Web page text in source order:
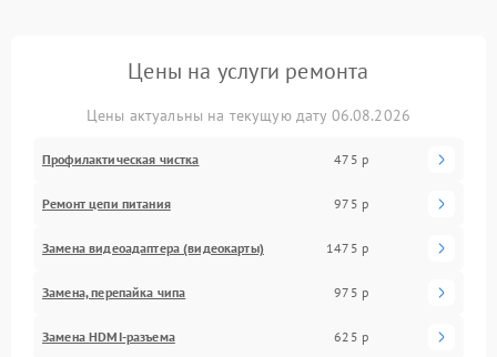
Цены на услуги ремонта
Цены актуальны на текущую дату 06.08.2026
Профилактическая чистка 475 р
Ремонт цепи питания 975 р
Замена видеоадаптера (видеокарты) 1475 р
Замена, перепайка чипа 975 р
Замена HDMI-разъема 625 р